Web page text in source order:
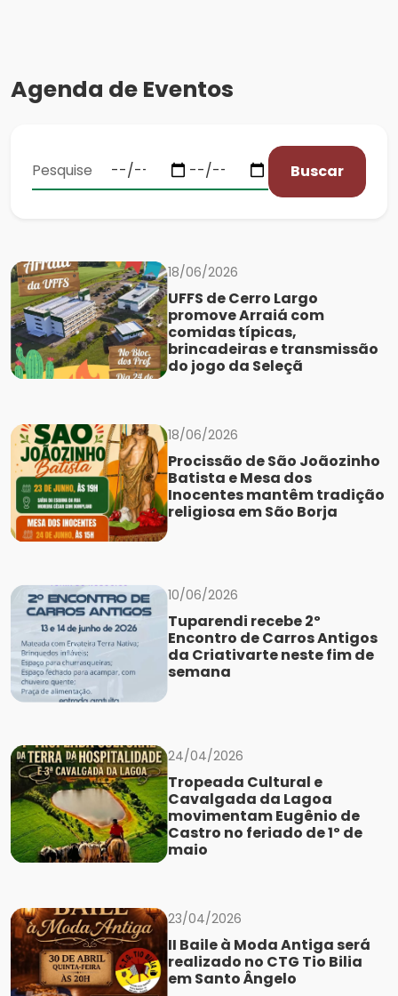
Agenda de Eventos
Buscar
18/06/2026
UFFS de Cerro Largo
promove Arraiá com
comidas típicas,
brincadeiras e transmissão
do jogo da Seleçã
18/06/2026
Procissão de São Joãozinho
Batista e Mesa dos
Inocentes mantêm tradição
religiosa em São Borja
10/06/2026
Tuparendi recebe 2º
Encontro de Carros Antigos
da Criativarte neste fim de
semana
24/04/2026
Tropeada Cultural e
Cavalgada da Lagoa
movimentam Eugênio de
Castro no feriado de 1º de
maio
23/04/2026
II Baile à Moda Antiga será
realizado no CTG Tio Bilia
em Santo Ângelo